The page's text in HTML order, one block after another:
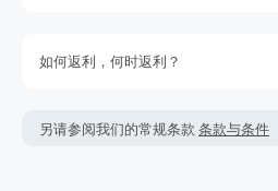
不要取决于期待的返利，因为我们
返利金额可能会根据实际交易情况
如何返利，何时返利？
网上购物。
另请参阅我们的常规条款 条款与条件